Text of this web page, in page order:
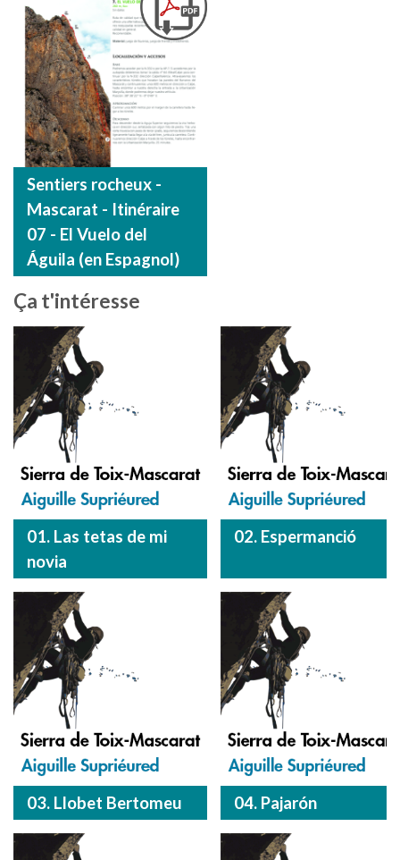
Sentiers rocheux -
Mascarat - Itinéraire
07 - El Vuelo del
Águila (en Espagnol)
Ça t'intéresse
01. Las tetas de mi
novia
02. Espermanció
03. Llobet Bertomeu 04. Pajarón